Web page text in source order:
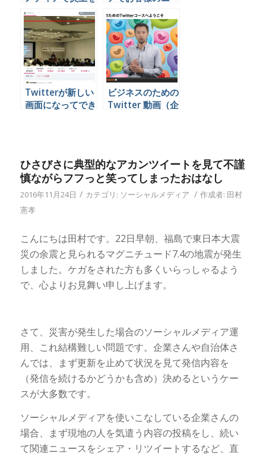
防止するには、変
なユーザーに絡ま
れることにビビる
よりも先にやるこ
とがある
方法
Twitterが新しい
画面になってでき
ビジネスのための
Twitter 動画（企
ひさびさに典型的なアカンツイートを見て不謹
慎ながらフフっと笑ってしまったおはなし
2016年11月24日 / カテゴリ: ソーシャルメディア / 作成者: 田村
憲孝
こんにちは田村です。22日早朝、福島で東日本大震
災の余震と見られるマグニチュード7.4の地震が発生
しました。ケガをされた方も多くいらっしゃるよう
で、心よりお見舞い申し上げます。
さて、災害が発生した場合のソーシャルメディア運
用、これ結構難しい問題です。企業さんや自治体さ
んでは、まず更新を止めて状況を見て発信内容を
（発信を続けるかどうかも含め）決めるというケー
スが大多数です。
ソーシャルメディアを使いこなしている企業さんの
場合、まず現地の人を気遣う内容の投稿をし、続い
て関連ニュースをシェア・リツイートするなど、直